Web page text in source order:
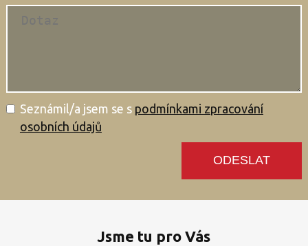
Seznámil/a jsem se s podmínkami zpracování
osobních údajů
Jsme tu pro Vás